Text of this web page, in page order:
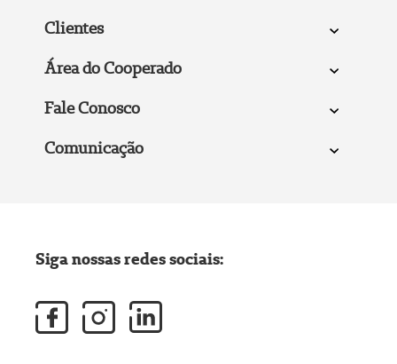
Clientes
Área do Cooperado
Fale Conosco
Comunicação
Siga nossas redes sociais: